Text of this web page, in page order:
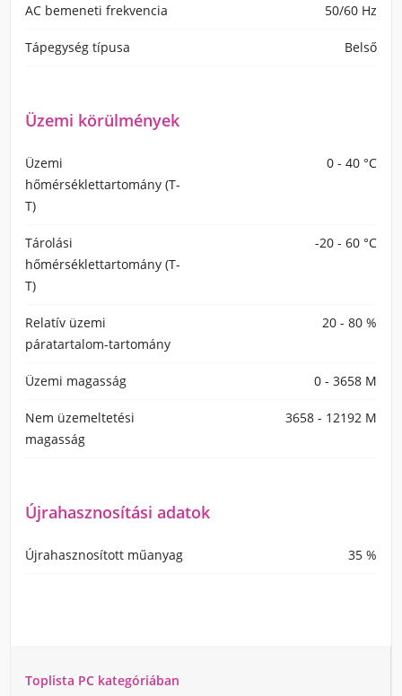
AC bemeneti frekvencia 50/60 Hz
Tápegység típusa Belső
Üzemi körülmények
Üzemi
hőmérséklettartomány (T-
T)
0 - 40 °C
Tárolási
hőmérséklettartomány (T-
T)
-20 - 60 °C
Relatív üzemi
páratartalom-tartomány
20 - 80 %
Üzemi magasság 0 - 3658 M
Nem üzemeltetési
magasság
3658 - 12192 M
Újrahasznosítási adatok
Újrahasznosított műanyag 35 %
Toplista PC kategóriában